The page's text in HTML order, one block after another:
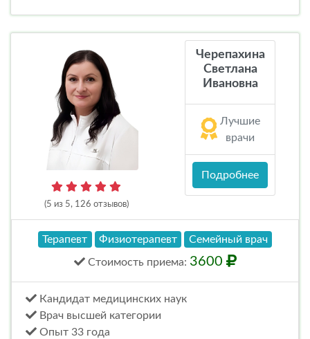
(5 из 5, 126 отзывов)
Черепахина
Светлана
Ивановна
Лучшие
врачи
Подробнее
Терапевт Физиотерапевт Семейный врач
Стоимость приема: 3600
Кандидат медицинских наук
Врач высшей категории
Опыт 33 года